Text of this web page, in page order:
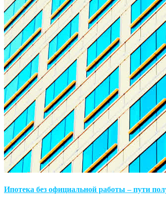
Ипотека без официальной работы – пути